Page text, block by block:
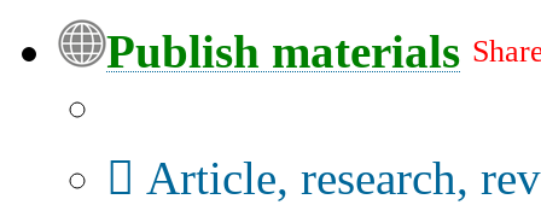
Publish materials
Article, research,